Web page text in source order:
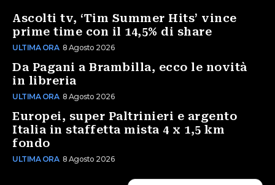
Ascolti tv, ‘Tim Summer Hits’ vince
prime time con il 14,5% di share
ULTIMA ORA 8 Agosto 2026
Da Pagani a Brambilla, ecco le novità
in libreria
ULTIMA ORA 8 Agosto 2026
Europei, super Paltrinieri e argento
Italia in staffetta mista 4 x 1,5 km
fondo
ULTIMA ORA 8 Agosto 2026